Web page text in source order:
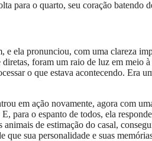
para o quarto, seu coração batendo
ela pronunciou, com uma clareza
foram um raio de luz em meio
o que estava acontecendo. Era
em ação novamente, agora com
para o espanto de todos, ela
de estimação do casal,
sua personalidade e suas